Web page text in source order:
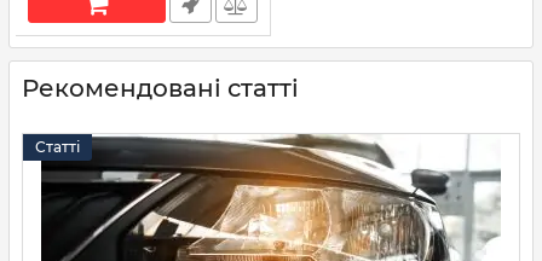
Рекомендовані статті
Статті